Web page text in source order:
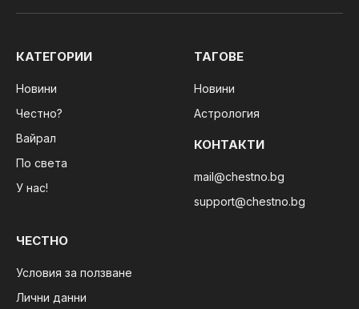
КАТЕГОРИИ
Новини
Честно?
Вайрал
По света
У нас!
ТАГОВЕ
Новини
Астрология
КОНТАКТИ
mail@chestno.bg
support@chestno.bg
ЧЕСТНО
Условия за ползване
Лични данни